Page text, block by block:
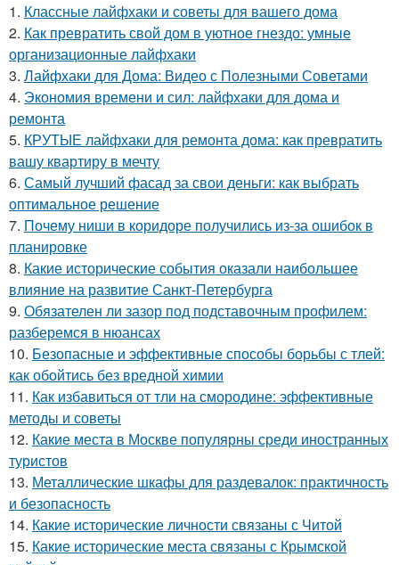
1. Классные лайфхаки и советы для вашего дома
2. Как превратить свой дом в уютное гнездо: умные
организационные лайфхаки
3. Лайфхаки для Дома: Видео с Полезными Советами
4. Экономия времени и сил: лайфхаки для дома и
ремонта
5. КРУТЫЕ лайфхаки для ремонта дома: как превратить
вашу квартиру в мечту
6. Самый лучший фасад за свои деньги: как выбрать
оптимальное решение
7. Почему ниши в коридоре получились из-за ошибок в
планировке
8. Какие исторические события оказали наибольшее
влияние на развитие Санкт-Петербурга
9. Обязателен ли зазор под подставочным профилем:
разберемся в нюансах
10. Безопасные и эффективные способы борьбы с тлей:
как обойтись без вредной химии
11. Как избавиться от тли на смородине: эффективные
методы и советы
12. Какие места в Москве популярны среди иностранных
туристов
13. Металлические шкафы для раздевалок: практичность
и безопасность
14. Какие исторические личности связаны с Читой
15. Какие исторические места связаны с Крымской